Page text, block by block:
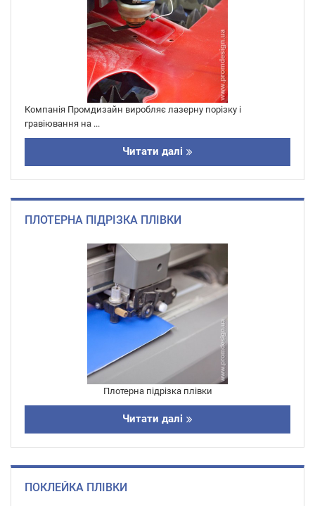
Компанія Промдизайн виробляє лазерну порізку і
гравіювання на ...
Читати далі
ПЛОТЕРНА ПІДРІЗКА ПЛІВКИ
Плотерна підрізка плівки
Читати далі
ПОКЛЕЙКА ПЛІВКИ